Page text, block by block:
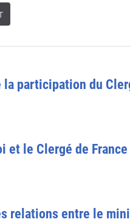
participation du
et le Clergé de
relations entre le